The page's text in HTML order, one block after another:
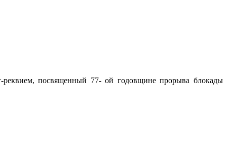
посвященный 77- ой годовщине прорыва блокады